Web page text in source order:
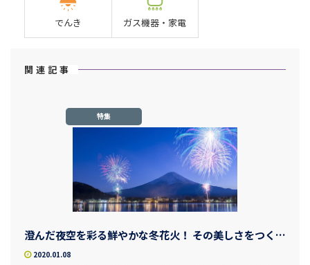
でんき ガス機器・家電
関連記事
特集
澄んだ夜空を彩る鮮やかな冬花火！ その美しさをつくりだす市川三郷町の老舗花火店
2020.01.08